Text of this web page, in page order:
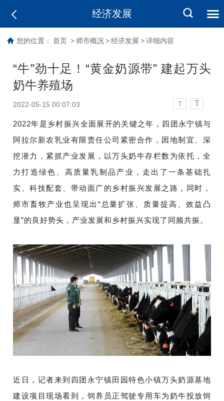
经济发展
您的位置： 首页 > 师市概况 > 经济发展 > 详细内容
“牛”劲十足！“黄金奶源带” 建起万头
奶牛养殖场
2022-05-15 00:07:03 T T
2022年是乡村振兴全面展开的关键之年，四团永宁镇与
阿拉尔新农乳业有限责任公司紧密合作，因地制宜、深
挖潜力，紧抓产业发展，以万头奶牛存栏数为依托，全
力打造绿色、高质量乳制品产业，走出了一条基础扎
实、科技配套、带动面广的乡村振兴发展之路，同时，
师市畜牧产业也呈现出“总量扩张、质量提高、效益凸
显”的良好势头，产业发展和乡村振兴实现了同频共振。
近日，记者来到 四团永宁镇田园特色小镇万头奶源基地
建设项目现场看到，饲养员正驾驶专用车为奶牛投放饲